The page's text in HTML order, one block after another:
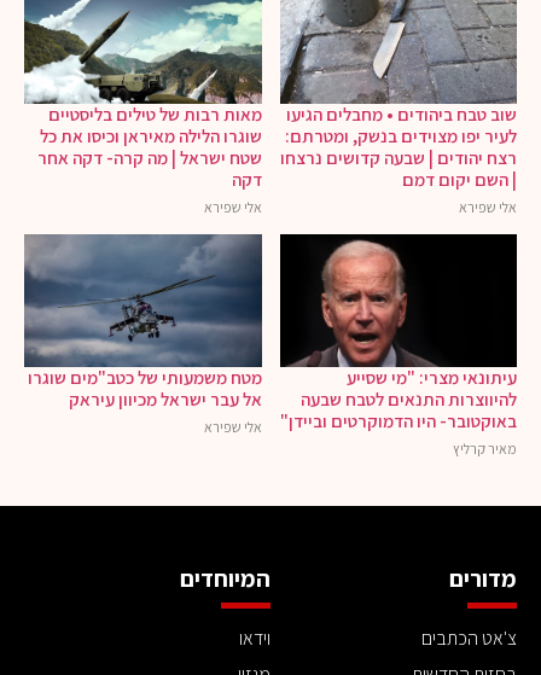
שוב טבח ביהודים • מחבלים הגיעו
לעיר יפו מצוידים בנשק, ומטרתם:
רצח יהודים | שבעה קדושים נרצחו
| השם יקום דמם
אלי שפירא
מאות רבות של טילים בליסטיים
שוגרו הלילה מאיראן וכיסו את כל
שטח ישראל | מה קרה- דקה אחר
דקה
אלי שפירא
עיתונאי מצרי: "מי שסייע
להיווצרות התנאים לטבח שבעה
באוקטובר- היו הדמוקרטים וביידן"
מאיר קרליץ
מטח משמעותי של כטב"מים שוגרו
אל עבר ישראל מכיוון עיראק
אלי שפירא
מדורים
צ'אט הכתבים
המיוחדים
וידאו